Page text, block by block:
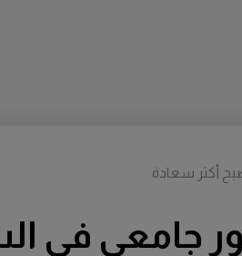
جامعي في
أكثر سعادة